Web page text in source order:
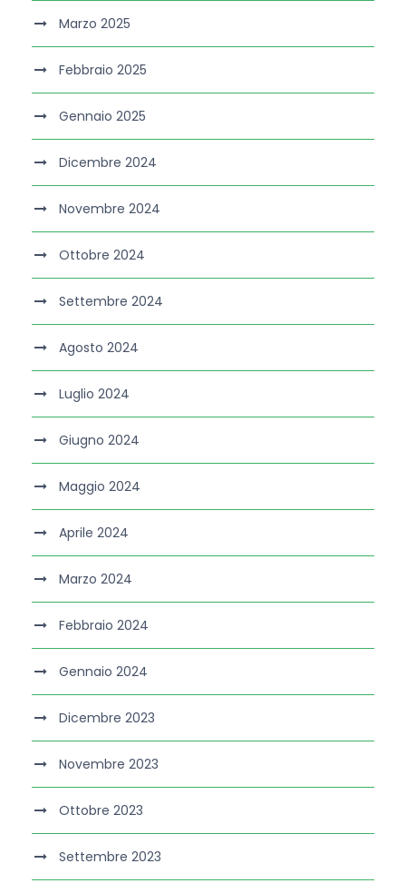
Marzo 2025
Febbraio 2025
Gennaio 2025
Dicembre 2024
Novembre 2024
Ottobre 2024
Settembre 2024
Agosto 2024
Luglio 2024
Giugno 2024
Maggio 2024
Aprile 2024
Marzo 2024
Febbraio 2024
Gennaio 2024
Dicembre 2023
Novembre 2023
Ottobre 2023
Settembre 2023